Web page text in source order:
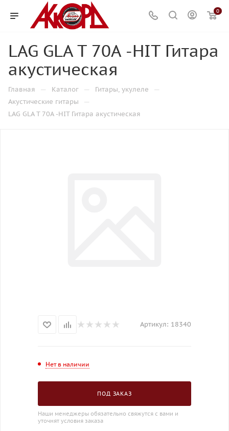
0
LAG GLA T 70A -HIT Гитара
акустическая
Главная — Каталог — Гитары, укулеле —
Акустические гитары —
LAG GLA T 70A -HIT Гитара акустическая
Артикул: 18340
Нет в наличии
ПОД ЗАКАЗ
Наши менеджеры обязательно свяжутся с вами и
уточнят условия заказа